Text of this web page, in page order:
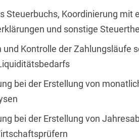
Steuerbuchs, Koordinierung mit
und sonstige
und Kontrolle der Zahlungsläufe
bei der Erstellung von
bei der Erstellung von